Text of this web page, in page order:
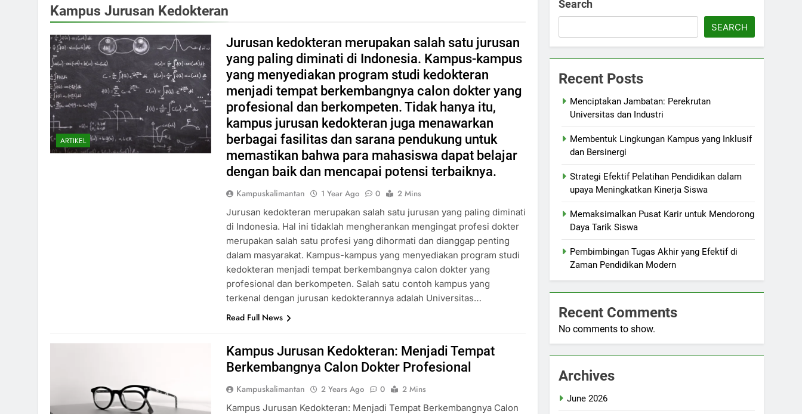
Kampus Jurusan Kedokteran
ARTIKEL
Jurusan kedokteran merupakan salah satu jurusan
yang paling diminati di Indonesia. Kampus-kampus
yang menyediakan program studi kedokteran
menjadi tempat berkembangnya calon dokter yang
profesional dan berkompeten. Tidak hanya itu,
kampus jurusan kedokteran juga menawarkan
berbagai fasilitas dan sarana pendukung untuk
memastikan bahwa para mahasiswa dapat belajar
dengan baik dan mencapai potensi terbaiknya.
Kampuskalimantan 1 Year Ago 0
2 Mins
Jurusan kedokteran merupakan salah satu jurusan yang paling diminati
di Indonesia. Hal ini tidaklah mengherankan mengingat profesi dokter
merupakan salah satu profesi yang dihormati dan dianggap penting
dalam masyarakat. Kampus-kampus yang menyediakan program studi
kedokteran menjadi tempat berkembangnya calon dokter yang
profesional dan berkompeten. Salah satu contoh kampus yang
terkenal dengan jurusan kedokterannya adalah Universitas…
Read Full News
Kampus Jurusan Kedokteran: Menjadi Tempat
Berkembangnya Calon Dokter Profesional
Kampuskalimantan 2 Years Ago 0
2 Mins
Kampus Jurusan Kedokteran: Menjadi Tempat Berkembangnya Calon
Search
SEARCH
Recent Posts
Menciptakan Jambatan: Perekrutan
Universitas dan Industri
Membentuk Lingkungan Kampus yang Inklusif
dan Bersinergi
Strategi Efektif Pelatihan Pendidikan dalam
upaya Meningkatkan Kinerja Siswa
Memaksimalkan Pusat Karir untuk Mendorong
Daya Tarik Siswa
Pembimbingan Tugas Akhir yang Efektif di
Zaman Pendidikan Modern
Recent Comments
No comments to show.
Archives
June 2026